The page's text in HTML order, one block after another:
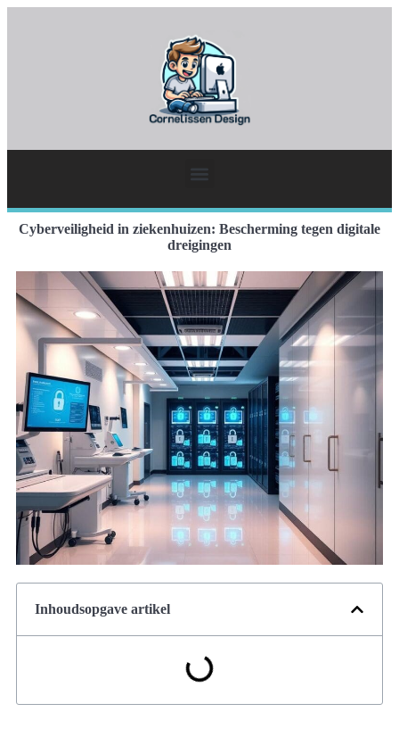
Cyberveiligheid in ziekenhuizen: Bescherming tegen digitale
dreigingen
Inhoudsopgave artikel